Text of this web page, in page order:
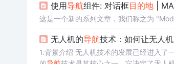
使用导航组件: 对话框目的地|
这是一个新的系列文章，我们称之为
无人机的导航技术：如何让无人
1.背景介绍 无人机技术的发展已经进入了一个高速发展的阶段，它在各个领域都有着广泛的应用，如农业、交通、物流、军事等。无人机